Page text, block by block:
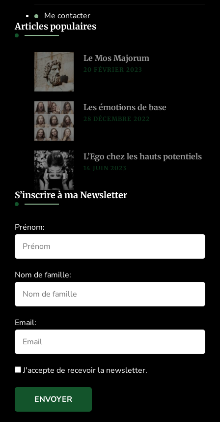
Me contacter
Articles populaires
Le Mos Majorum
20 FÉVRIER 2023
Les émotions de base
28 DÉCEMBRE 2022
L’Ego chez les hauts potentiels
14 JUIN 2023
S’inscrire à ma Newsletter
Prénom:
Nom de famille:
Email:
J'accepte de recevoir la newsletter.
ENVOYER